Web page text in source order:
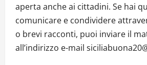
aperta anche ai cittadini. Se hai
comunicare e condividere
o brevi racconti, puoi inviare il
all’indirizzo e-mail